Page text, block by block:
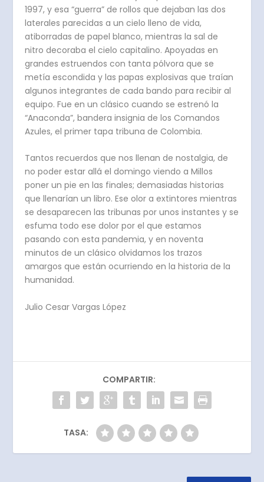
1997, y esa “guerra” de rollos que dejaban las dos
laterales parecidas a un cielo lleno de vida,
atiborradas de papel blanco, mientras la sal de
nitro decoraba el cielo capitalino. Apoyadas en
grandes estruendos con tanta pólvora que se
metía escondida y las papas explosivas que traían
algunos integrantes de cada bando para recibir al
equipo. Fue en un clásico cuando se estrenó la
“Anaconda”, bandera insignia de los Comandos
Azules, el primer tapa tribuna de Colombia.
Tantos recuerdos que nos llenan de nostalgia, de
no poder estar allá el domingo viendo a Millos
poner un pie en las finales; demasiadas historias
que llenarían un libro. Ese olor a extintores mientras
se desaparecen las tribunas por unos instantes y se
esfuma todo ese dolor por el que estamos
pasando con esta pandemia, y en noventa
minutos de un clásico olvidamos los trazos
amargos que están ocurriendo en la historia de la
humanidad.
Julio Cesar Vargas López
COMPARTIR:
TASA: